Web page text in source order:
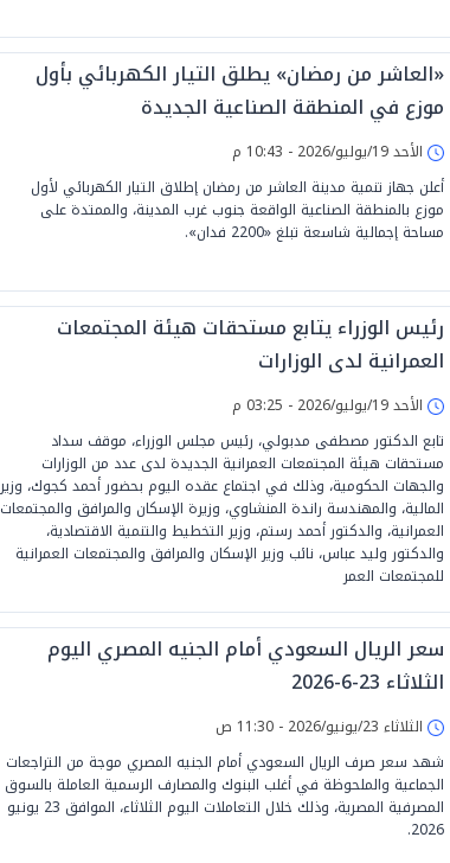
«العاشر من رمضان» يطلق التيار الكهربائي بأول
موزع في المنطقة الصناعية الجديدة
الأحد 19/يوليو/2026 - 10:43 م
أعلن جهاز تنمية مدينة العاشر من رمضان إطلاق التيار الكهربائي لأول
موزع بالمنطقة الصناعية الواقعة جنوب غرب المدينة، والممتدة على
مساحة إجمالية شاسعة تبلغ «2200 فدان».
رئيس الوزراء يتابع مستحقات هيئة المجتمعات
العمرانية لدى الوزارات
الأحد 19/يوليو/2026 - 03:25 م
تابع الدكتور مصطفى مدبولي، رئيس مجلس الوزراء، موقف سداد
مستحقات هيئة المجتمعات العمرانية الجديدة لدى عدد من الوزارات
والجهات الحكومية، وذلك في اجتماع عقده اليوم بحضور أحمد كجوك، وزير
المالية، والمهندسة راندة المنشاوي، وزيرة الإسكان والمرافق والمجتمعات
العمرانية، والدكتور أحمد رستم، وزير التخطيط والتنمية الاقتصادية،
والدكتور وليد عباس، نائب وزير الإسكان والمرافق والمجتمعات العمرانية
للمجتمعات العمر
سعر الريال السعودي أمام الجنيه المصري اليوم
الثلاثاء 23-6-2026
الثلاثاء 23/يونيو/2026 - 11:30 ص
شهد سعر صرف الريال السعودي أمام الجنيه المصري موجة من التراجعات
الجماعية والملحوظة في أغلب البنوك والمصارف الرسمية العاملة بالسوق
المصرفية المصرية، وذلك خلال التعاملات اليوم الثلاثاء، الموافق 23 يونيو
2026.